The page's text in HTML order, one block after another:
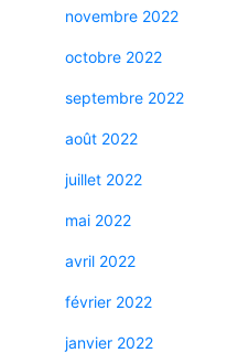
novembre 2022
octobre 2022
septembre 2022
août 2022
juillet 2022
mai 2022
avril 2022
février 2022
janvier 2022